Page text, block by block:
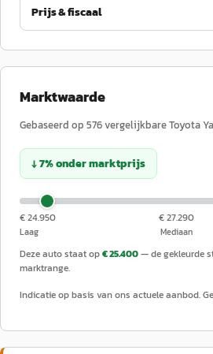
Prijs & fiscaal
Marktwaarde
Gebaseerd op 576vergelijkbareToyota
↓7%ondermarktprijs
€ 24.950
Laag
€ 27.290
Mediaan
Deze auto staat op€ 25.400— de gekleurde
marktrange.
Indicatie op basis van ons actuele aanbod.